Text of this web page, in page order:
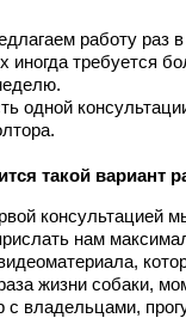
работу раз
иногда требуется
одной
такой вариант
консультацией
нам
жизни собаки,
с владельцами,